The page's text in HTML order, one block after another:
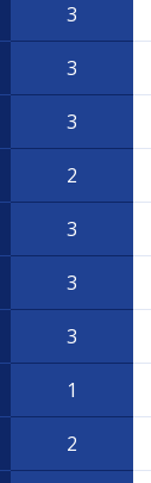
3
3
3
2
3
3
3
1
2